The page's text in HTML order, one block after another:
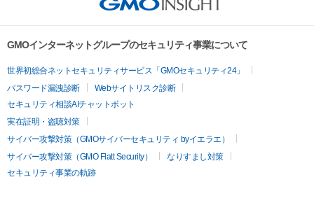
GMOインターネットグループのセキュリティ事業について
世界初総合ネットセキュリティサービス「GMOセキュリティ24」
パスワード漏洩診断
Webサイトリスク診断
セキュリティ相談AIチャットボット
実在証明・盗聴対策
サイバー攻撃対策（GMOサイバーセキュリティ byイエラエ）
サイバー攻撃対策（GMO Flatt Security）
なりすまし対策
セキュリティ事業の軌跡